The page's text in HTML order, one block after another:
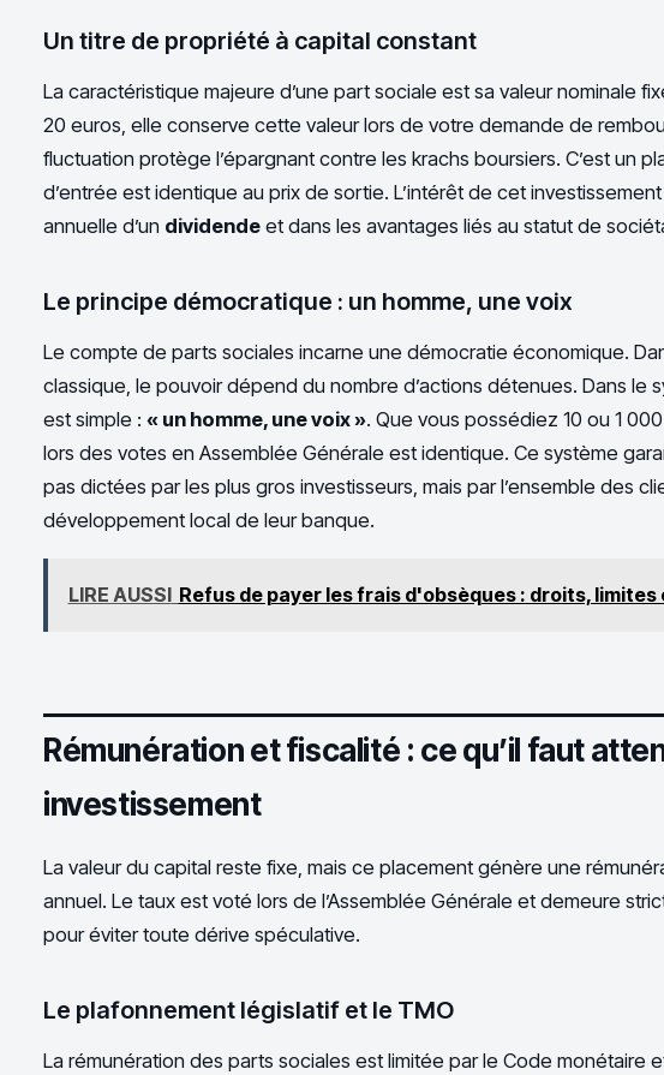
Un titre de propriété à capital constant
La caractéristique majeure d’une part sociale est sa valeur nominale
20 euros, elle conserve cette valeur lors de votre demande de
fluctuation protège l’épargnant contre les krachs boursiers. C’est un
d’entrée est identique au prix de sortie. L’intérêt de cet
annuelle d’un dividende et dans les avantages liés au statut de
Le principe démocratique : un homme, une voix
Le compte de parts sociales incarne une démocratie économique.
classique, le pouvoir dépend du nombre d’actions détenues. Dans le
est simple : « un homme, une voix ». Que vous possédiez 10 ou 1
lors des votes en Assemblée Générale est identique. Ce système
pas dictées par les plus gros investisseurs, mais par l’ensemble des
développement local de leur banque.
LIRE AUSSI Refus de payer les frais d'obsèques : droits,
Rémunération et fiscalité : ce qu’il faut
investissement
La valeur du capital reste fixe, mais ce placement génère une
annuel. Le taux est voté lors de l’Assemblée Générale et demeure
pour éviter toute dérive spéculative.
Le plafonnement législatif et le TMO
La rémunération des parts sociales est limitée par le Code monétaire